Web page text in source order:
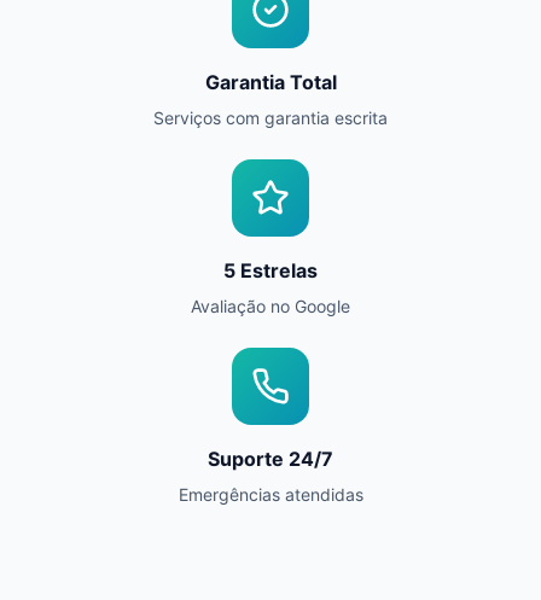
Garantia Total
Serviços com garantia escrita
5 Estrelas
Avaliação no Google
Suporte 24/7
Emergências atendidas